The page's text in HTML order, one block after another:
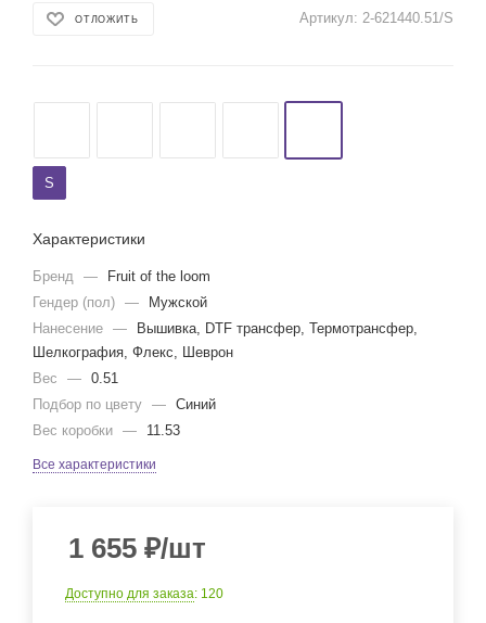
ОТЛОЖИТЬ Артикул: 2-621440.51/S
S
Характеристики
Бренд —
Fruit of the loom
Гендер (пол) —
Мужской
Нанесение —
Вышивка, DTF трансфер, Термотрансфер,
Шелкография, Флекс, Шеврон
Вес
— 0.51
Подбор по цвету — Синий
Вес коробки — 11.53
Все характеристики
1 655 ₽/шт
Доступно для заказа: 120